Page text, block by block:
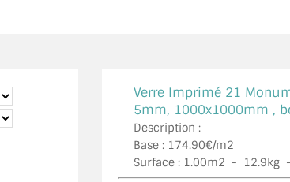
Verre Imprimé 21
5mm, 1000x1000mm ,
Description :
Base : 174.90€/m2
Surface : 1.00m2 - 12.9kg -